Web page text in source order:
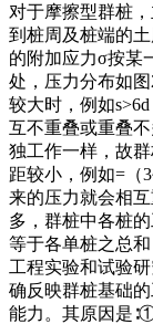
对于摩擦型群桩
到桩周及桩端的
的附加应力σ按某
处，压力分布如
较大时，例如
互不重叠或重叠
独工作一样，故
距较小，例如=（
来的压力就会相
多，群桩中各桩
等于各单桩之总
工程实验和试验
确反映群桩基础
能力。其原因是